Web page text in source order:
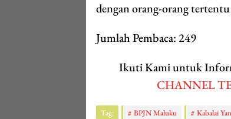
dengan orang-orang
Jumlah Pembaca: 249
Ikuti Kami untuk
CHANNEL
Tag: BPJN Maluku Kabalai